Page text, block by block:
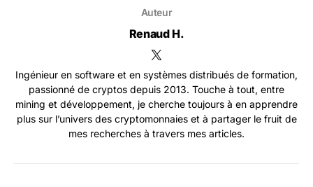
Auteur
Renaud H.
Ingénieur en software et en systèmes distribués de formation,
passionné de cryptos depuis 2013. Touche à tout, entre
mining et développement, je cherche toujours à en apprendre
plus sur l’univers des cryptomonnaies et à partager le fruit de
mes recherches à travers mes articles.